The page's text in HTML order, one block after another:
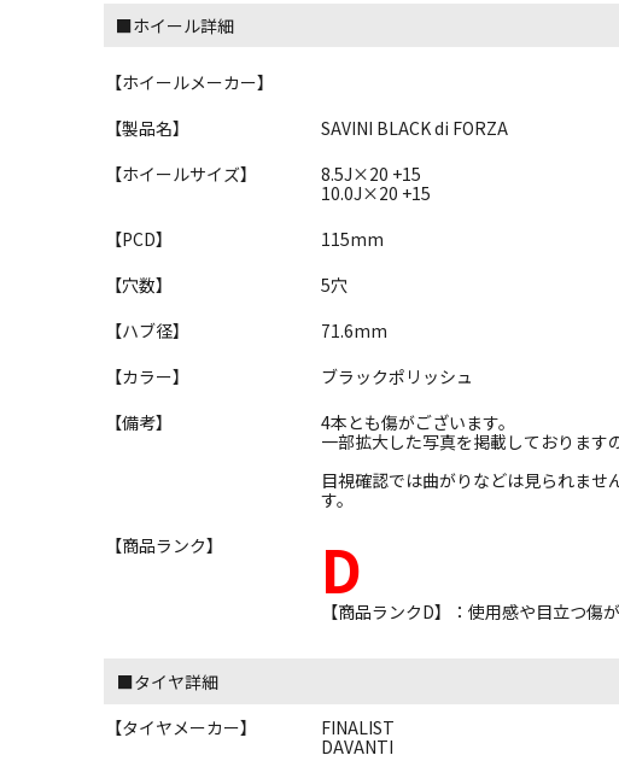
■ホイール詳細
【ホイールメーカー】
【製品名】
SAVINI BLACK di FORZA
【ホイールサイズ】
8.5J×20 +15
10.0J×20 +15
【PCD】
115mm
【穴数】
5穴
【ハブ径】
71.6mm
【カラー】
ブラックポリッシュ
【備考】
4本とも傷がございます。
一部拡大した写真を掲載しております
目視確認では曲がりなどは見られま
す。
【商品ランク】
D
【商品ランクD】：使用感や目立つ傷
■タイヤ詳細
【タイヤメーカー】
FINALIST
DAVANTI